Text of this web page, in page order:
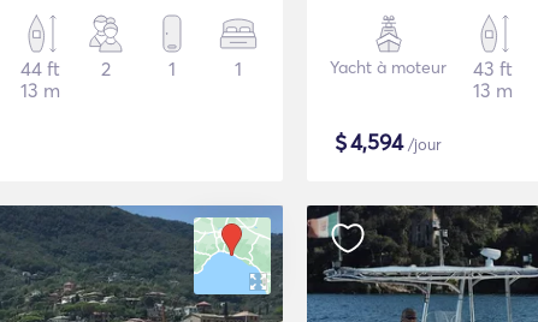
44 ft
13 m
2 1 1 Yacht à moteur
43 ft
13 m
$4,594/jour